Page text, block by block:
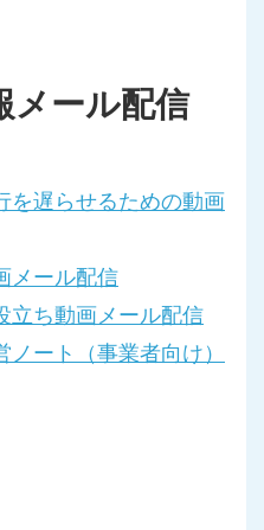
メール配信
遅らせるための動画
メール配信
ち動画メール配信
ート（事業者向け）